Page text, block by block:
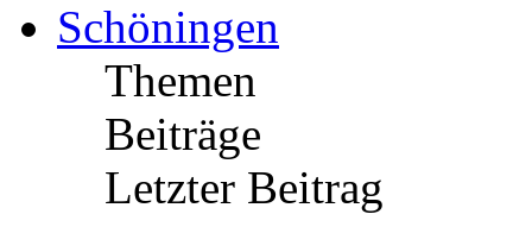
Schöningen
Themen
Beiträge
Letzter Beitrag